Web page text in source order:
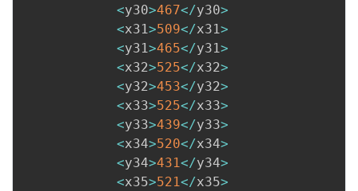
<y30>467</y30>
<x31>509</x31>
<y31>465</y31>
<x32>525</x32>
<y32>453</y32>
<x33>525</x33>
<y33>439</y33>
<x34>520</x34>
<y34>431</y34>
<x35>521</x35>